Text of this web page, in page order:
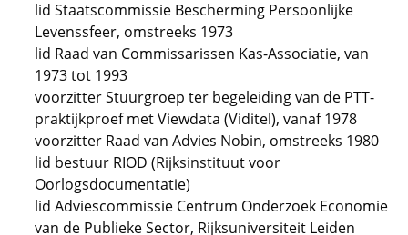
lid Staatscommissie Bescherming Persoonlijke
Levenssfeer, omstreeks 1973
lid Raad van Commissarissen Kas-Associatie, van
1973 tot 1993
voorzitter Stuurgroep ter begeleiding van de PTT-
praktijkproef met Viewdata (Viditel), vanaf 1978
voorzitter Raad van Advies Nobin, omstreeks 1980
lid bestuur RIOD (Rijksinstituut voor
Oorlogsdocumentatie)
lid Adviescommissie Centrum Onderzoek Economie
van de Publieke Sector, Rijksuniversiteit Leiden